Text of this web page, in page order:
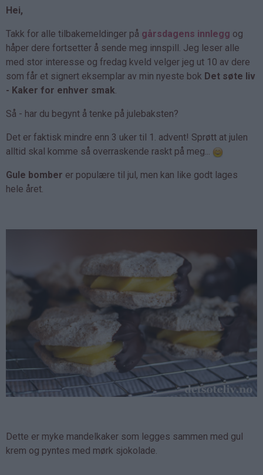
Hei,
Takk for alle tilbakemeldinger på gårsdagens innlegg og
håper dere fortsetter å sende meg innspill. Jeg leser alle
med stor interesse og fredag kveld velger jeg ut 10 av dere
som får et signert eksemplar av min nyeste bok Det søte liv
- Kaker for enhver smak.
Så - har du begynt å tenke på julebaksten?
Det er faktisk mindre enn 3 uker til 1. advent! Sprøtt at julen
alltid skal komme så overraskende raskt på meg...
Gule bomber er populære til jul, men kan like godt lages
hele året.
Dette er myke mandelkaker som legges sammen med gul
krem og pyntes med mørk sjokolade.